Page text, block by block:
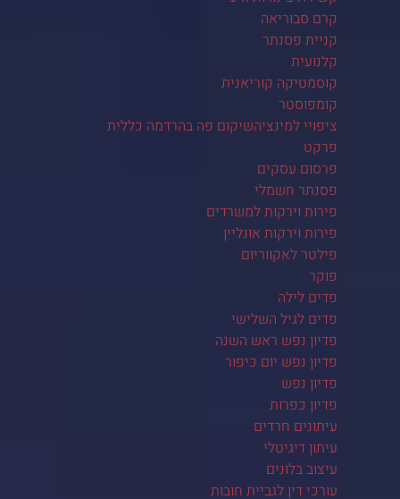
קרם סבוריאה
קניית פסנתר
קלנועית
קוסמטיקה קוריאנית
קומפוסטר
ציפויי למינציהשיקום פה בהרדמה כללית
פרקט
פרסום עסקים
פסנתר חשמלי
פירות וירקות למשרדים
פירות וירקות אונליין
פילטר לאקווריום
פוקר
פדים לילה
פדים לגיל השלישי
פדיון נפש ראש השנה
פדיון נפש יום כיפור
פדיון נפש
פדיון כפרות
עיתונים חרדים
עיתון דיגיטלי
עיצוב בלונים
עורכי דין לגביית חובות